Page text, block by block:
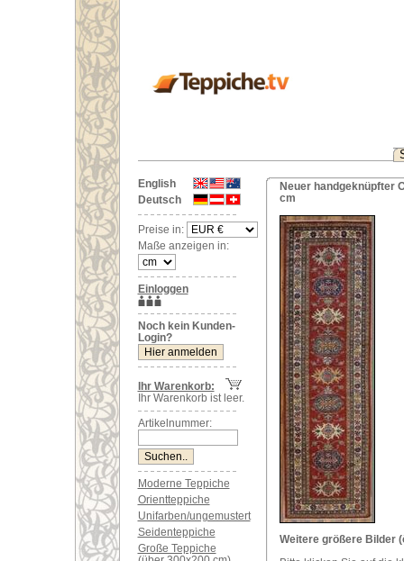
English
Deutsch
Preise in:
Maße anzeigen in:
Einloggen
Noch kein Kunden-
Login?
Ihr Warenkorb:
Ihr Warenkorb ist leer.
Artikelnummer:
Moderne Teppiche
Orientteppiche
Unifarben/ungemustert
Seidenteppiche
Große Teppiche
Neuer handgeknüpfter
cm
Weitere größere Bilder